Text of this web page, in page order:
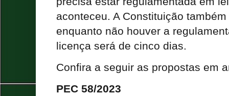
aconteceu. A Constituição
enquanto não houver a
licença será de cinco dias.
Confira a seguir as propostas em
PEC 58/2023